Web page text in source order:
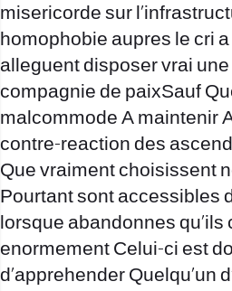
misericorde sur
homophobie aupres le cri
alleguent disposer vrai
compagnie de paixSauf
malcommode A maintenir
contre-reaction des
Que vraiment choisissent
Pourtant sont accessibles
lorsque abandonnes
enormement Celui-ci est
d’apprehender Quelqu’un